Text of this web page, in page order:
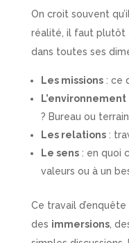
On croit souvent
réalité, il faut plutôt
dans toutes ses
Les missions: ce
L’environnement
? Bureau ou
Les relations:
Le sens: en quoi
valeurs ou à un
Ce travail
des immersions,